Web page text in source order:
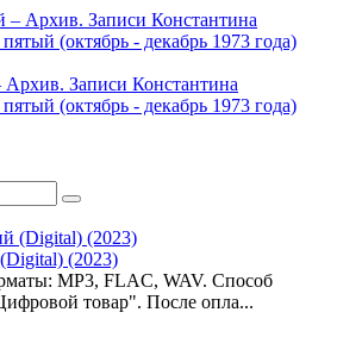
Записи Константина
(октябрь - декабрь 1973 года)
(2023)
MP3, FLAC, WAV. Способ
товар". После опла...